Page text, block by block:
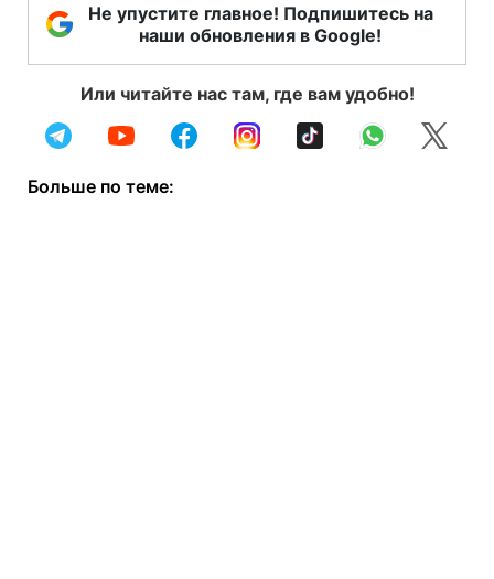
Не упустите главное! Подпишитесь на
наши обновления в Google!
Или читайте нас там, где вам удобно!
Больше по теме: